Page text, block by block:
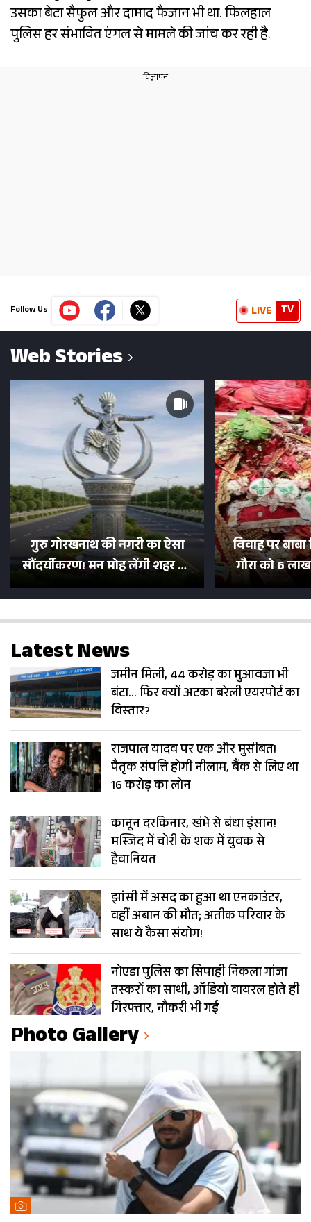
उसका बेटा सैफुल और दामाद फैजान भी था. फिलहाल
पुलिस हर संभावित एंगल से मामले की जांच कर रही है.
Follow Us LIVE TV
Web Stories
गुरु गोरखनाथ की नगरी का ऐसा
सौंदर्यीकरण! मन मोह लेंगी शहर की
सड़कें; देखें Photos
विवाह पर
गौरा को 6
500 भक्तों
Latest News
जमीन मिली, 44 करोड़ का मुआवजा भी
बंटा… फिर क्यों अटका बरेली एयरपोर्ट का
विस्तार?
राजपाल यादव पर एक और मुसीबत!
पैतृक संपत्ति होगी नीलाम, बैंक से लिए था
16 करोड़ का लोन
कानून दरकिनार, खंभे से बंधा इंसान!
मस्जिद में चोरी के शक में युवक से
हैवानियत
झांसी में असद का हुआ था एनकाउंटर,
वहीं अबान की मौत; अतीक परिवार के
साथ ये कैसा संयोग!
नोएडा पुलिस का सिपाही निकला गांजा
तस्करों का साथी, ऑडियो वायरल होते ही
गिरफ्तार, नौकरी भी गई
Photo Gallery